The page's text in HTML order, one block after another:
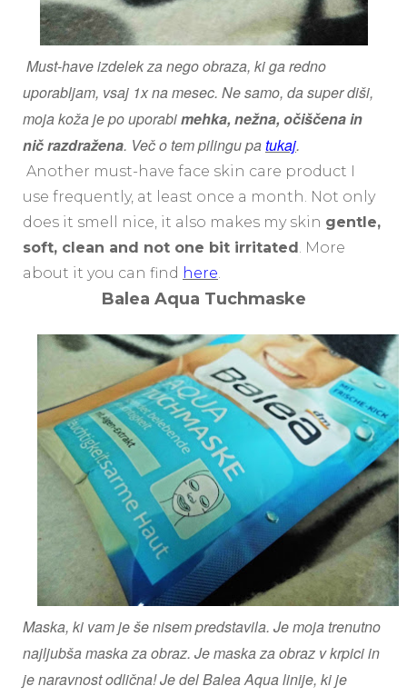
Must-have izdelek za nego obraza, ki ga redno
uporabljam, vsaj 1x na mesec. Ne samo, da super diši,
moja koža je po uporabimehka, nežna, očiščena in
nič razdražena. Več o tem pilingu patukaj.
Another must-have face skin care product I
use frequently, at least once a month. Not only
does it smell nice, it also makes my skin gentle,
soft, clean and not one bit irritated . More
about it you can find here.
Balea Aqua Tuchmaske
Maska, ki vam je še nisem predstavila. Je moja trenutno
najljubša maska za obraz. Je maska za obraz v krpici in
je naravnost odlična! Je del Balea Aqua linije, ki je